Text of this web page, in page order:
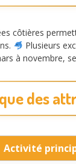
côtières
Plusieurs
à novembre,
des
Activité